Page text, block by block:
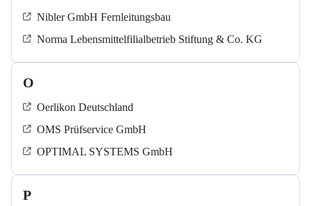
Nibler GmbH Fernleitungsbau
Norma Lebensmittelfilialbetrieb Stiftung & Co. KG
O
Oerlikon Deutschland
OMS Prüfservice GmbH
OPTIMAL SYSTEMS GmbH
P